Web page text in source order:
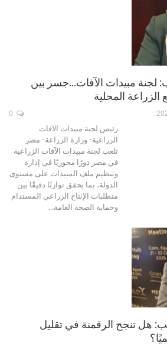
لجنة مبيدات الآفات…جسر بين
الزراعة المحلية
رئيس لجنة مبيدات الآفات
الزراعية- وزارة الزراعة- مصر
تلعب لجنة مبيدات الآفات الزراعية
في مصر دورًا محوريًا في إدارة
وتنظيم ملف المبيدات على مستوى
الدولة، بما يحقق توازنًا دقيقًا بين
متطلبات الإنتاج الزراعي المستدام
وحماية الصحة العامة…
هل تنجح الرقمنة في تقليل